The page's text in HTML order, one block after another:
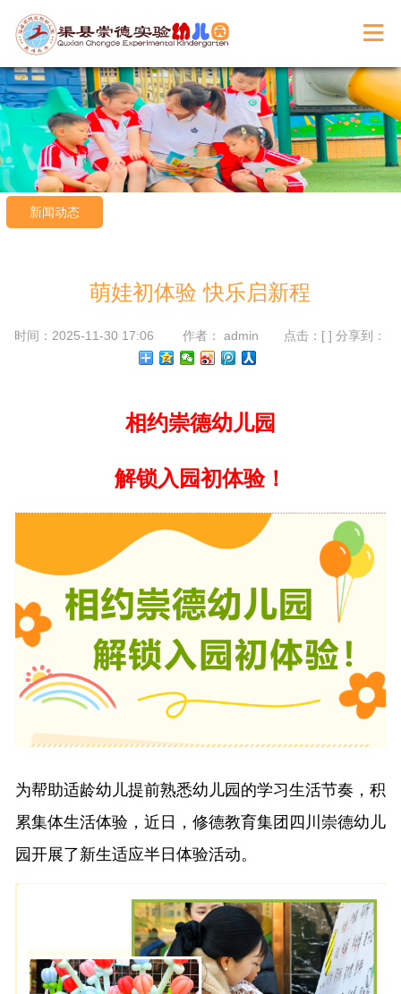
新闻动态
萌娃初体验 快乐启新程
时间：2025-11-30 17:06 作者： admin 点击：[ ] 分享到：
相约崇德幼儿园
解锁入园初体验！
为帮助适龄幼儿提前熟悉幼儿园的学习生活节奏，积
累集体生活体验，近日，修德教育集团四川崇德幼儿
园开展了新生适应半日体验活动。